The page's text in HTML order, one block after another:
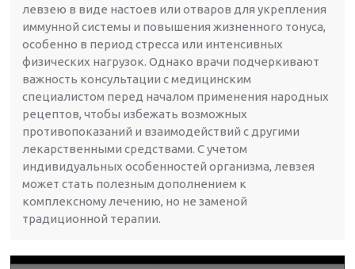
левзею в виде настоев или отваров для укрепления
иммунной системы и повышения жизненного тонуса,
особенно в период стресса или интенсивных
физических нагрузок. Однако врачи подчеркивают
важность консультации с медицинским
специалистом перед началом применения народных
рецептов, чтобы избежать возможных
противопоказаний и взаимодействий с другими
лекарственными средствами. С учетом
индивидуальных особенностей организма, левзея
может стать полезным дополнением к
комплексному лечению, но не заменой
традиционной терапии.